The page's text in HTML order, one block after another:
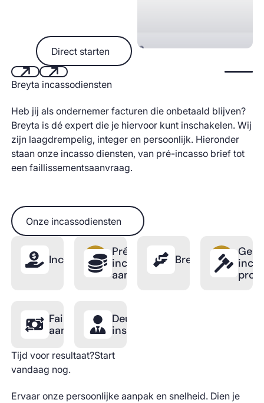
Direct starten
Direct starten
Next Next
Breyta incassodiensten
Heb jij als ondernemer facturen die onbetaald blijven?
Breyta is dé expert die je hiervoor kunt inschakelen. Wij
zijn laagdrempelig, integer en persoonlijk. Hieronder
staan onze incasso diensten, van pré-incasso brief tot
een faillissementsaanvraag.
Onze incassodiensten
Onze incassodiensten
Incassotraject
Pré-
incasso
aanmaning
BreytaPro
Faillissements
aanvraag
Deurwaarder
inschakelen
Tijd voor resultaat?Start
vandaag nog.
Ervaar onze persoonlijke aanpak en snelheid. Dien je